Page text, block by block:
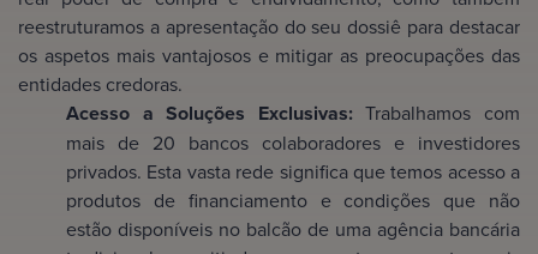
reestruturamos a apresentação do seu dossiê para destacar
os aspetos mais vantajosos e mitigar as preocupações das
entidades credoras.
Acesso a Soluções Exclusivas:Trabalhamos com
mais de 20 bancos colaboradores e investidores
privados. Esta vasta rede significa que temos acesso a
produtos de financiamento e condições que não
estão disponíveis no balcão de uma agência bancária